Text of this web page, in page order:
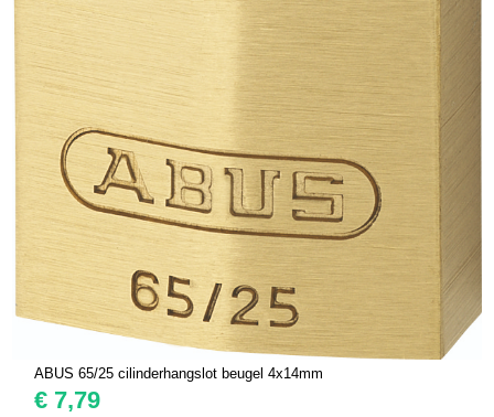
ABUS 65/25 cilinderhangslot beugel 4x14mm
€ 7,79